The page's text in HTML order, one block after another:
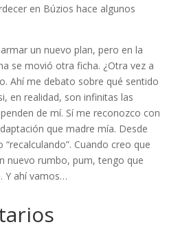
en Búzios hace algunos
un nuevo plan, pero en la
se movió otra ficha. ¿Otra vez a
Ahí me debato sobre qué sentido
en realidad, son infinitas las
de mí. Sí me reconozco con
que madre mía. Desde
Cuando creo que
nuevo rumbo, pum, tengo que
Y ahí vamos…